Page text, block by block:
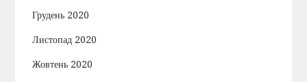
Грудень 2020
Листопад 2020
Жовтень 2020